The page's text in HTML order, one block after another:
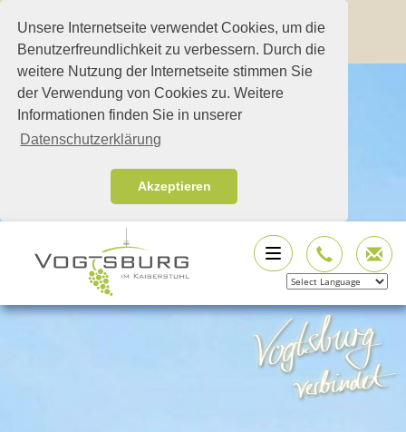
Unsere Internetseite verwendet Cookies, um die
Benutzerfreundlichkeit zu verbessern. Durch die
weitere Nutzung der Internetseite stimmen Sie
der Verwendung von Cookies zu. Weitere
Informationen finden Sie in unserer
Datenschutzerklärung
Akzeptieren